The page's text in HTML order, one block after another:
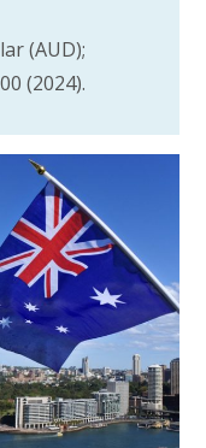
(AUD);
(2024).